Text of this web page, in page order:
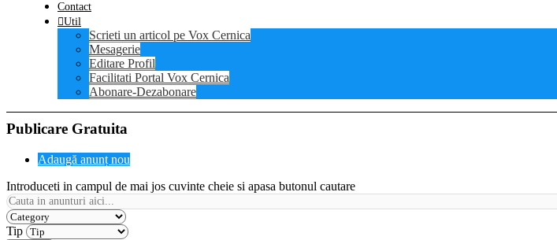
Contact
Util
Scrieti un articol pe Vox Cernica
Mesagerie
Editare Profil
Facilitati Portal Vox Cernica
Abonare-Dezabonare
Publicare Gratuita
Adaugă anunț nou
Introduceti in campul de mai jos cuvinte cheie si apasa butonul cautare
Tip